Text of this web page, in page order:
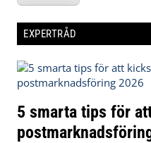
EXPERTRÅD
5 smarta tips för